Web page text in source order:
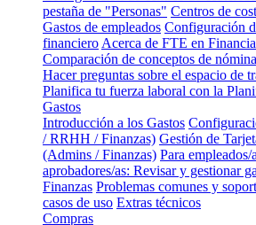
pestaña de "Personas" Centros de
Gastos de empleados Configuración
financiero Acerca de FTE en
Comparación de conceptos de
Hacer preguntas sobre el espacio de
Planifica tu fuerza laboral con la
Gastos
Introducción a los Gastos
/ RRHH / Finanzas) Gestión de
(Admins / Finanzas) Para
aprobadores/as: Revisar y gestionar
Finanzas Problemas comunes y
casos de uso Extras técnicos
Compras